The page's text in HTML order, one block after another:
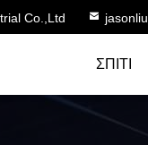
Co.,Ltd
ΣΠΊΤΙ